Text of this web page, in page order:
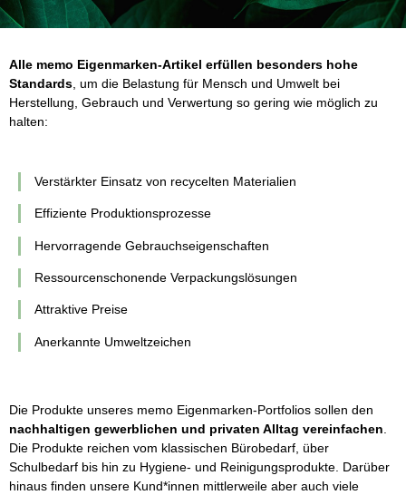
Alle memo Eigenmarken-Artikel erfüllen besonders hohe
Standards, um die Belastung für Mensch und Umwelt bei
Herstellung, Gebrauch und Verwertung so gering wie möglich zu
halten:
Verstärkter Einsatz von recycelten Materialien
Effiziente Produktionsprozesse
Hervorragende Gebrauchseigenschaften
Ressourcenschonende Verpackungslösungen
Attraktive Preise
Anerkannte Umweltzeichen
Die Produkte unseres memo Eigenmarken-Portfolios sollen den
nachhaltigen gewerblichen und privaten Alltag vereinfachen
Die Produkte reichen vom klassischen Bürobedarf, über
Schulbedarf bis hin zu Hygiene- und Reinigungsprodukte. Darüber
hinaus finden unsere Kund*innen mittlerweile aber auch viele